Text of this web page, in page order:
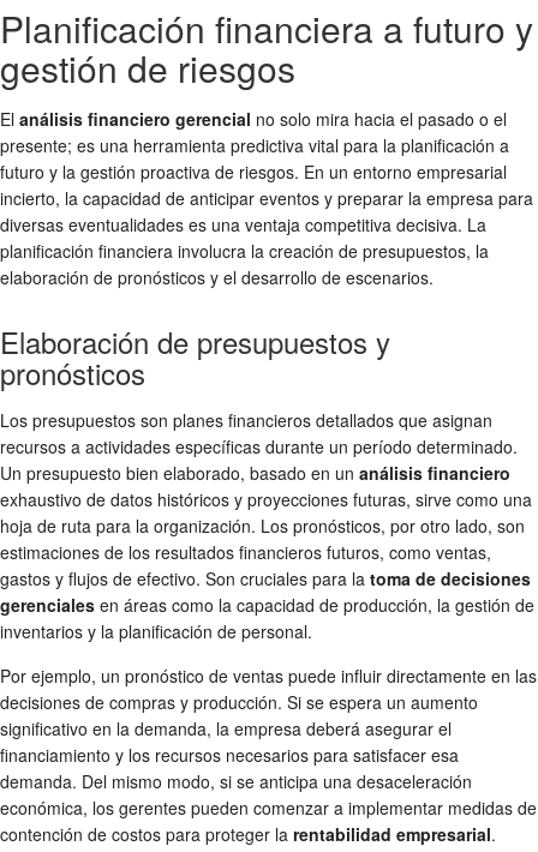
Planificación financiera a futuro y
gestión de riesgos
El análisis financiero gerencial no solo mira hacia el pasado o el
presente; es una herramienta predictiva vital para la planificación a
futuro y la gestión proactiva de riesgos. En un entorno empresarial
incierto, la capacidad de anticipar eventos y preparar la empresa para
diversas eventualidades es una ventaja competitiva decisiva. La
planificación financiera involucra la creación de presupuestos, la
elaboración de pronósticos y el desarrollo de escenarios.
Elaboración de presupuestos y
pronósticos
Los presupuestos son planes financieros detallados que asignan
recursos a actividades específicas durante un período determinado.
Un presupuesto bien elaborado, basado en un análisis financiero
exhaustivo de datos históricos y proyecciones futuras, sirve como una
hoja de ruta para la organización. Los pronósticos, por otro lado, son
estimaciones de los resultados financieros futuros, como ventas,
gastos y flujos de efectivo. Son cruciales para la toma de decisiones
gerenciales en áreas como la capacidad de producción, la gestión de
inventarios y la planificación de personal.
Por ejemplo, un pronóstico de ventas puede influir directamente en las
decisiones de compras y producción. Si se espera un aumento
significativo en la demanda, la empresa deberá asegurar el
financiamiento y los recursos necesarios para satisfacer esa
demanda. Del mismo modo, si se anticipa una desaceleración
económica, los gerentes pueden comenzar a implementar medidas de
contención de costos para proteger la rentabilidad empresarial.